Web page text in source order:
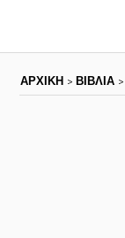
ΑΡΧΙΚΉ > ΒΙΒΛΙΑ >